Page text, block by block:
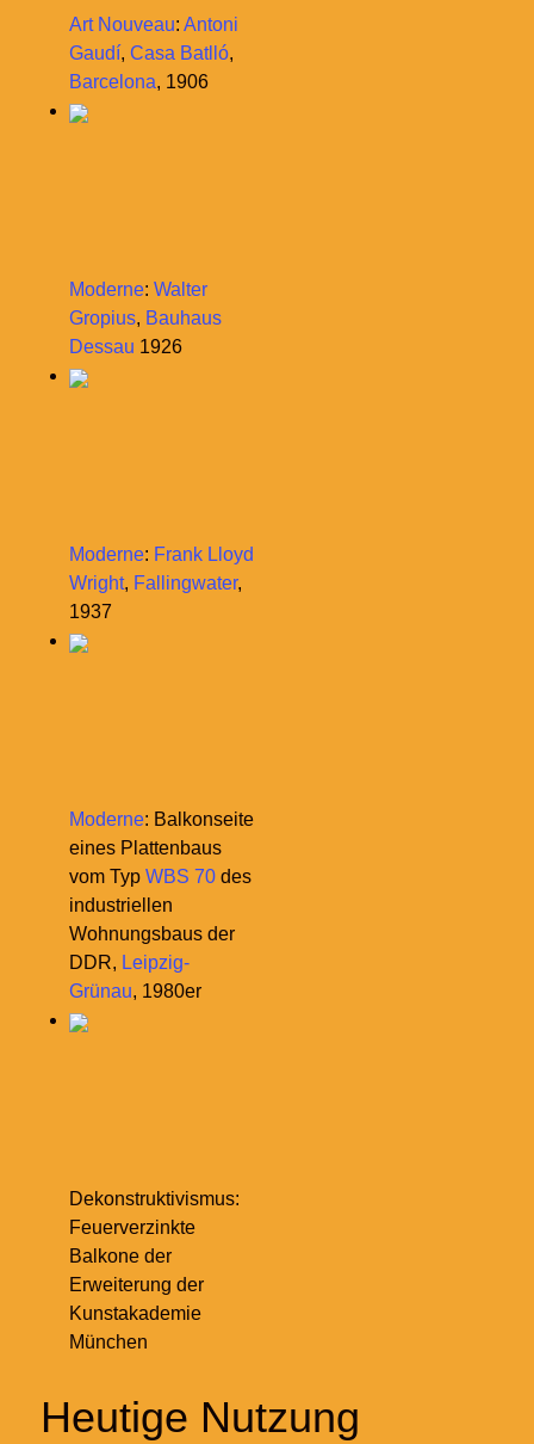
Art Nouveau: Antoni
Gaudí, Casa Batlló,
Barcelona, 1906
Moderne: Walter
Gropius, Bauhaus
Dessau 1926
Moderne: Frank Lloyd
Wright, Fallingwater,
1937
Moderne: Balkonseite
eines Plattenbaus
vom Typ WBS 70 des
industriellen
Wohnungsbaus der
DDR, Leipzig-
Grünau, 1980er
Dekonstruktivismus:
Feuerverzinkte
Balkone der
Erweiterung der
Kunstakademie
München
Heutige Nutzung